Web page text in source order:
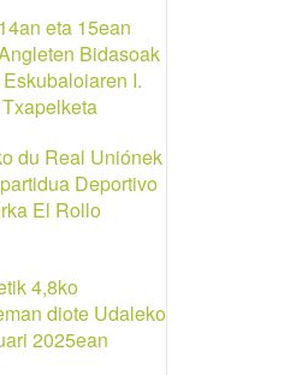
eta 15ean
Bidasoak
I.
du Real Uniónek
Deportivo
El Rollo
4,8ko
diote Udaleko
2025ean